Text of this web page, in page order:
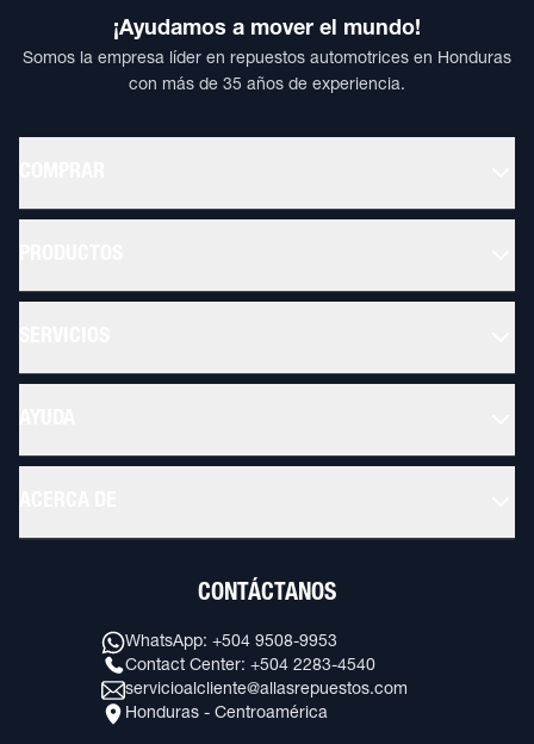
¡Ayudamos a mover el mundo!
Somos la empresa líder en repuestos automotrices en Honduras
con más de 35 años de experiencia.
CONTÁCTANOS
WhatsApp: +504 9508-9953
Contact Center: +504 2283-4540
servicioalcliente@allasrepuestos.com
Honduras - Centroamérica